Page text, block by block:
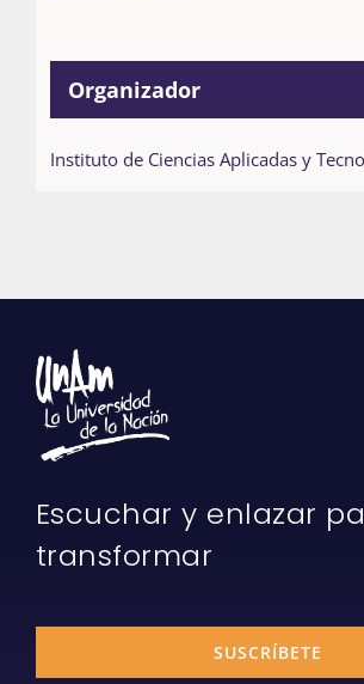
Organizador
Instituto de Ciencias Aplicadas y
Escuchar y enlazar
transformar
SUSCRÍBETE